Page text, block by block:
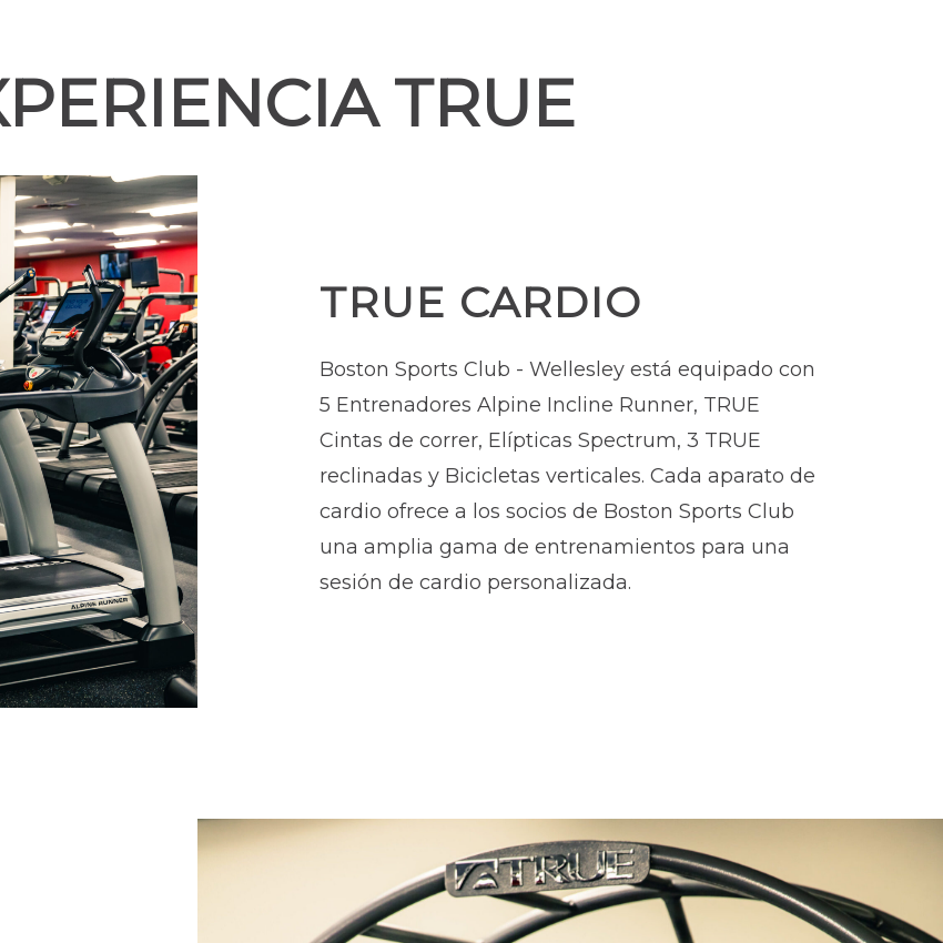
TRUE
TRUE CARDIO
Boston Sports Club - Wellesley está equipado con
5 Entrenadores Alpine Incline Runner, TRUE
Cintas de correr, Elípticas Spectrum, 3 TRUE
reclinadas y Bicicletas verticales. Cada aparato de
cardio ofrece a los socios de Boston Sports Club
una amplia gama de entrenamientos para una
sesión de cardio personalizada.